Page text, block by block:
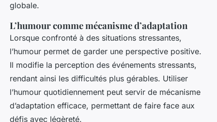
globale.
L’humour comme mécanisme d’adaptation
Lorsque confronté à des situations stressantes,
l’humour permet de garder une perspective positive.
Il modifie la perception des événements stressants,
rendant ainsi les difficultés plus gérables. Utiliser
l’humour quotidiennement peut servir de mécanisme
d’adaptation efficace, permettant de faire face aux
défis avec légèreté.